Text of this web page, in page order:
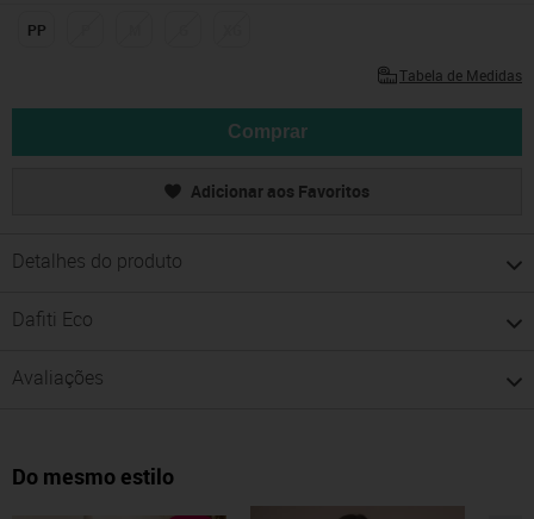
PP
Tabela de Medidas
Comprar
Adicionar aos Favoritos
Detalhes do produto
Dafiti Eco
Avaliações
Do mesmo estilo